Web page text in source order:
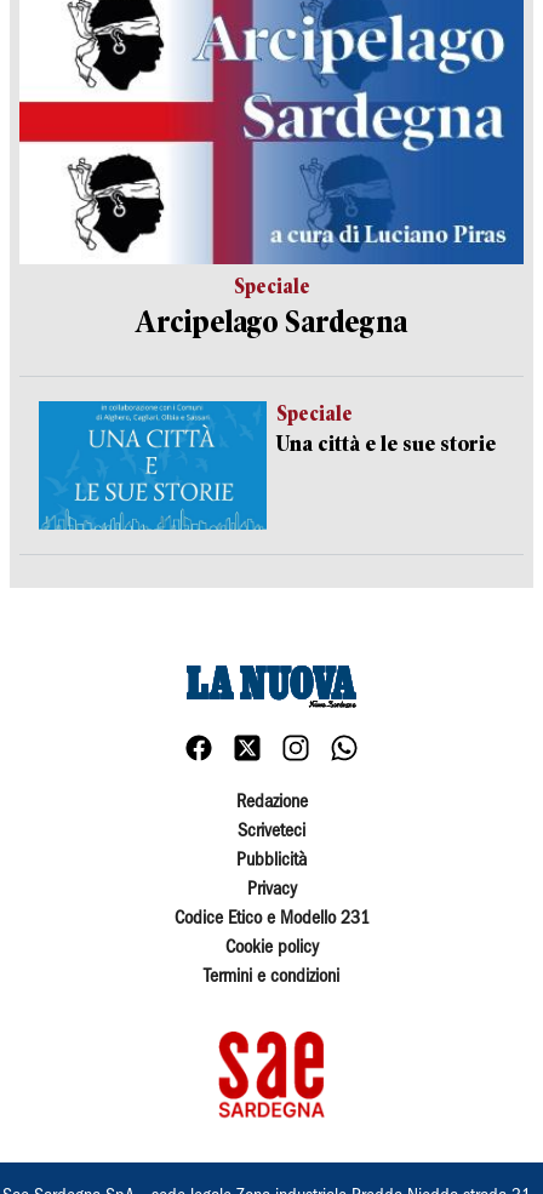
Speciale
Arcipelago Sardegna
Speciale
Una città e le sue storie
Redazione
Scriveteci
Pubblicità
Privacy
Codice Etico e Modello 231
Cookie policy
Termini e condizioni